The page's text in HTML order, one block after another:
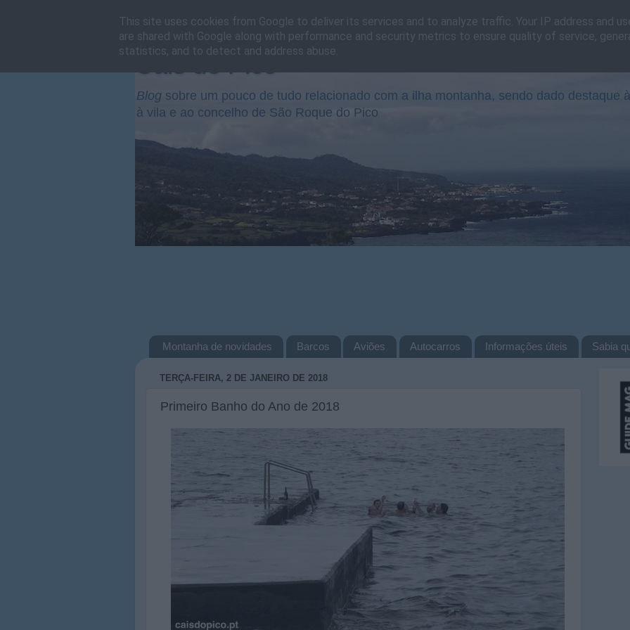
Cais do Pico
Blog sobre um pouco de tudo relacionado com a ilha montanha, sendo dado destaque
à vila e ao concelho de São Roque do Pico
Montanha de novidades Barcos Aviões Autocarros Informações úteis Sabia
TERÇA-FEIRA, 2 DE JANEIRO DE 2018
Primeiro Banho do Ano de 2018
This site uses cookies from Google to deliver its services and to analyze traffic. Your IP address and
are shared with Google along with performance and security metrics to ensure quality of service,
statistics, and to detect and address abuse.